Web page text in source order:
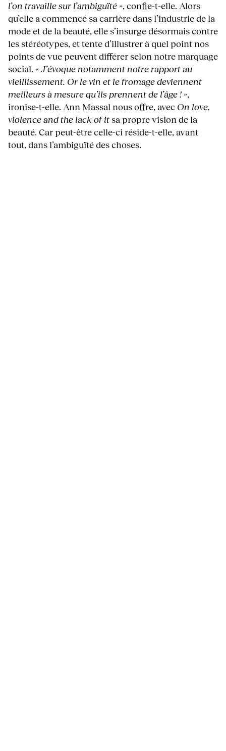
l’on travaille sur l’ambiguïté », confie-t-elle. Alors
qu’elle a commencé sa carrière dans l’industrie de la
mode et de la beauté, elle s’insurge désormais contre
les stéréotypes, et tente d’illustrer à quel point nos
points de vue peuvent différer selon notre marquage
social. « J’évoque notamment notre rapport au
vieillissement. Or le vin et le fromage deviennent
meilleurs à mesure qu’ils prennent de l’âge ! »,
ironise-t-elle. Ann Massal nous offre, avec On love,
violence and the lack of it sa propre vision de la
beauté. Car peut-être celle-ci réside-t-elle, avant
tout, dans l’ambiguïté des choses.